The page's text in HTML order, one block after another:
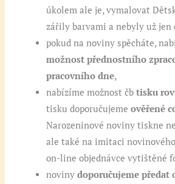
úkolem ale je, vymalovat
zářily barvami a nebyly už jen
pokud na noviny spěcháte,
možnost přednostního
pracovního dne,
nabízíme možnost čbtisku
tisku doporučujemeověřené
Narozeninové noviny tiskne
ale také na imitaci
on-line objednávce vytištěné
novinydoporučujeme předat